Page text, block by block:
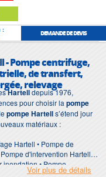
: DEMANDE DE DEVIS
- Pompe centrifuge,
de transfert,
relevage
Hartelldepuis 1976,
pour choisir la pompe
pompe Hartells’étend jour
matériaux :
Hartell • Pompe de
d'intervention Hartell •
inondation • Pompe
de relevage Hartell •
Voir plus de détails